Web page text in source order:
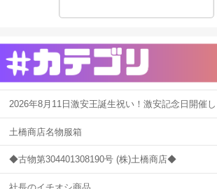
2026年8月11日激安王誕生祝い！激安記念日開催し
土橋商店名物服箱
◆古物第304401308190号 (株)土橋商店◆